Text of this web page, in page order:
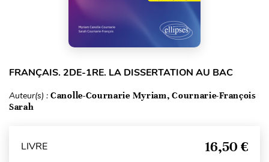
FRANÇAIS. 2DE-1RE. LA DISSERTATION AU BAC
Auteur(s) : Canolle-Cournarie Myriam, Cournarie-François
Sarah
LIVRE 16,50 €